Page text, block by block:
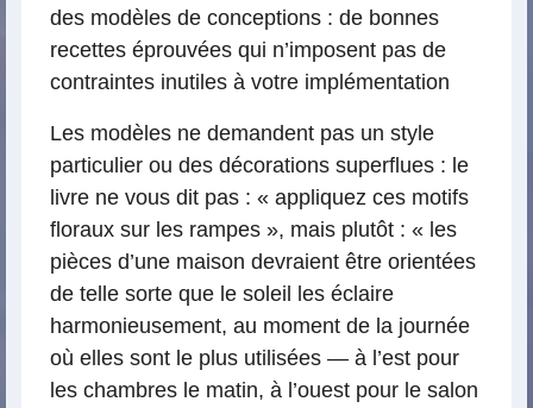
des modèles de conceptions : de bonnes
recettes éprouvées qui n’imposent pas de
contraintes inutiles à votre implémentation
Les modèles ne demandent pas un style
particulier ou des décorations superflues : le
livre ne vous dit pas : « appliquez ces motifs
floraux sur les rampes », mais plutôt : « les
pièces d’une maison devraient être orientées
de telle sorte que le soleil les éclaire
harmonieusement, au moment de la journée
où elles sont le plus utilisées — à l’est pour
les chambres le matin, à l’ouest pour le salon